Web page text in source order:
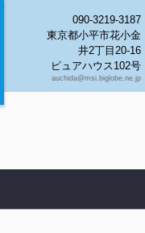
090-3219-3187
東京都小平市花小金
井2丁目20-16
ピュアハウス102号
auchida@msi.biglobe.ne.jp